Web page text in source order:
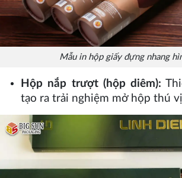
Mẫu in hộp giấy đựng nhang
Hộp nắp trượt (hộp diêm):
tạo ra trải nghiệm mở hộp thú